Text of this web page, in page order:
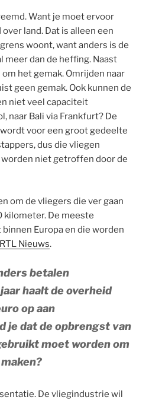
Want je moet ervoor
land. Dat is alleen een
woont, want anders is de
meer dan de heffing. Naast
het gemak. Omrijden naar
geen gemak. Ook kunnen de
niet veel capaciteit
naar Bali via Frankfurt? De
voor een groot gedeelte
dus die vliegen
niet getroffen door de
om de vliegers die ver gaan
kilometer. De meeste
Europa en die worden
Nieuws.
betalen
haalt de overheid
op aan
je dat de opbrengst van
moet worden om
De vliegindustrie wil